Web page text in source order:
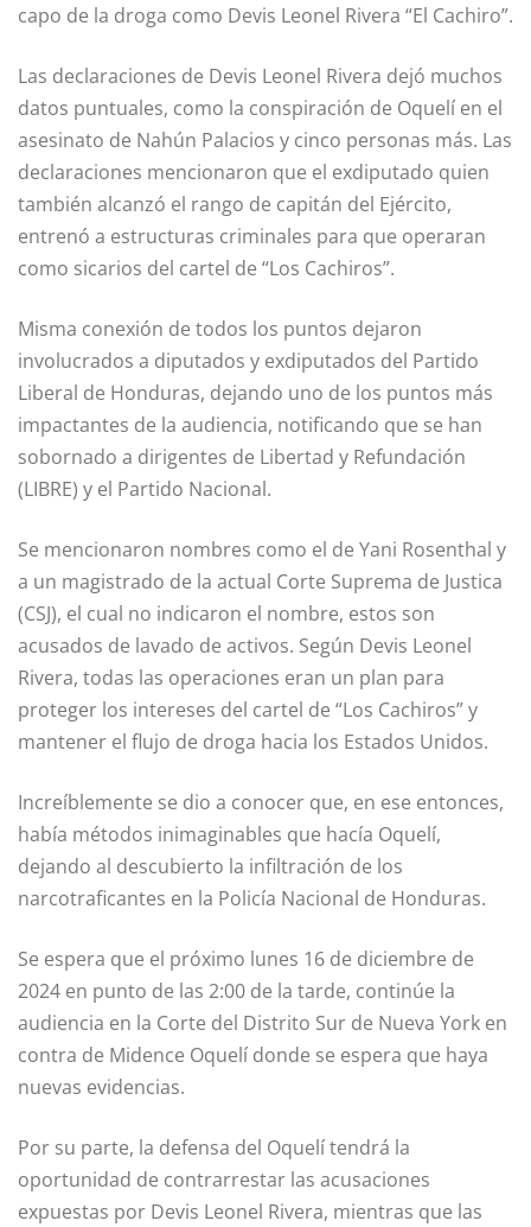
capo de la droga como Devis Leonel Rivera “El Cachiro”.
Las declaraciones de Devis Leonel Rivera dejó muchos
datos puntuales, como la conspiración de Oquelí en el
asesinato de Nahún Palacios y cinco personas más. Las
declaraciones mencionaron que el exdiputado quien
también alcanzó el rango de capitán del Ejército,
entrenó a estructuras criminales para que operaran
como sicarios del cartel de “Los Cachiros”.
Misma conexión de todos los puntos dejaron
involucrados a diputados y exdiputados del Partido
Liberal de Honduras, dejando uno de los puntos más
impactantes de la audiencia, notificando que se han
sobornado a dirigentes de Libertad y Refundación
(LIBRE) y el Partido Nacional.
Se mencionaron nombres como el de Yani Rosenthal y
a un magistrado de la actual Corte Suprema de Justica
(CSJ), el cual no indicaron el nombre, estos son
acusados de lavado de activos. Según Devis Leonel
Rivera, todas las operaciones eran un plan para
proteger los intereses del cartel de “Los Cachiros” y
mantener el flujo de droga hacia los Estados Unidos.
Increíblemente se dio a conocer que, en ese entonces,
había métodos inimaginables que hacía Oquelí,
dejando al descubierto la infiltración de los
narcotraficantes en la Policía Nacional de Honduras.
Se espera que el próximo lunes 16 de diciembre de
2024 en punto de las 2:00 de la tarde, continúe la
audiencia en la Corte del Distrito Sur de Nueva York en
contra de Midence Oquelí donde se espera que haya
nuevas evidencias.
Por su parte, la defensa del Oquelí tendrá la
oportunidad de contrarrestar las acusaciones
expuestas por Devis Leonel Rivera, mientras que las